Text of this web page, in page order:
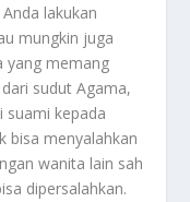
lakukan
mungkin juga
yang memang
sudut Agama,
suami kepada
bisa menyalahkan
wanita lain sah
dipersalahkan.